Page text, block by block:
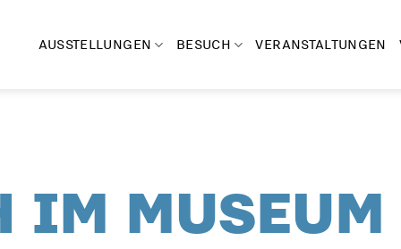
AUSSTELLUNGEN BESUCH VERANSTALTUNGEN
IM